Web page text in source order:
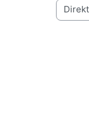
Direkt